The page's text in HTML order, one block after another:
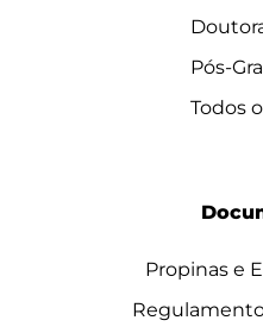
Pós-
Todos
Propinas e